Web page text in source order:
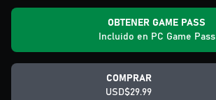
OBTENER GAME PASS
Incluido en PC Game Pass
COMPRAR
USD$29.99